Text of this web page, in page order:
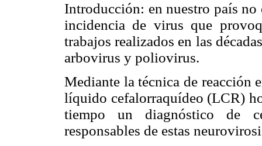
Introducción: en nuestro país
incidencia de virus que
trabajos realizados en las
arbovirus y poliovirus.
Mediante la técnica de reacción
líquido cefalorraquídeo (LCR)
tiempo un diagnóstico de
responsables de estas